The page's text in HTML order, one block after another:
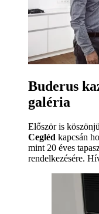
Buderus
galéria
Először is
Cegléd kapcsán
mint 20 éves
rendelkezésére.